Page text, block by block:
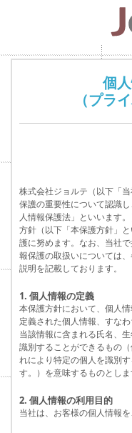
個
（プラ
株式会社ジョルテ（以下「
保護の重要性について認識
人情報保護法」といいます
方針（以下「本保護方針」
護に努めます。なお、当社
報保護の取扱いについては
説明を記載しております。
1. 個人情報の定義
本保護方針において、個人
定義された個人情報、すな
当該情報に含まれる氏名、
識別することができるもの
れにより特定の個人を識別
す。）を意味するものとしま
2. 個人情報の利用目的
当社は、お客様の個人情報